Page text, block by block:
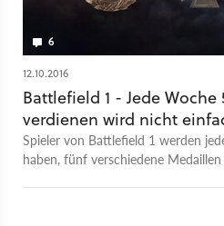
6
12.10.2016
Battlefield 1 - Jede
verdienen wird nicht
Spieler von Battlefield 1 werden
haben, fünf verschiedene